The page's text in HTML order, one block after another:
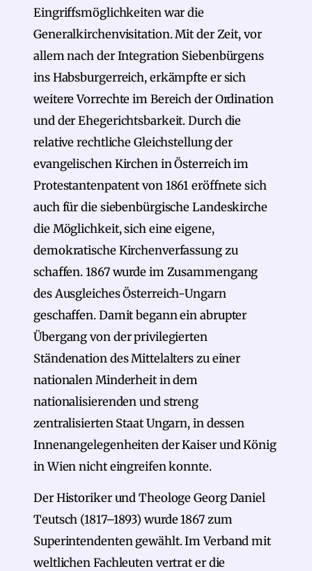
Eingriffsmöglichkeiten war die
Generalkirchenvisitation. Mit der Zeit, vor
allem nach der Integration Siebenbürgens
ins Habsburgerreich, erkämpfte er sich
weitere Vorrechte im Bereich der Ordination
und der Ehegerichtsbarkeit. Durch die
relative rechtliche Gleichstellung der
evangelischen Kirchen in Österreich im
Protestantenpatent von 1861 eröffnete sich
auch für die siebenbürgische Landeskirche
die Möglichkeit, sich eine eigene,
demokratische Kirchenverfassung zu
schaffen. 1867 wurde im Zusammengang
des Ausgleiches Österreich-Ungarn
geschaffen. Damit begann ein abrupter
Übergang von der privilegierten
Ständenation des Mittelalters zu einer
nationalen Minderheit in dem
nationalisierenden und streng
zentralisierten Staat Ungarn, in dessen
Innenangelegenheiten der Kaiser und König
in Wien nicht eingreifen konnte.
Der Historiker und Theologe Georg Daniel
Teutsch (1817–1893) wurde 1867 zum
Superintendenten gewählt. Im Verband mit
weltlichen Fachleuten vertrat er die